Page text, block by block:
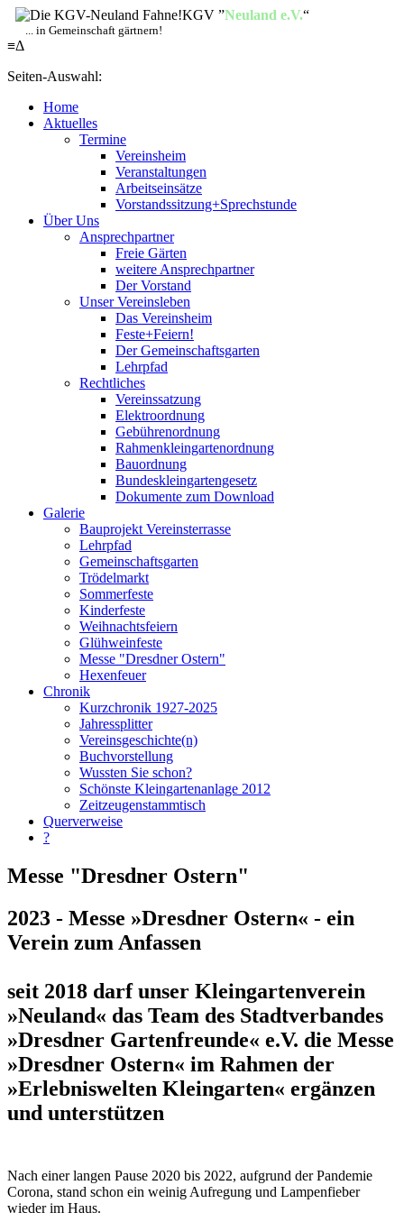
KGV ”Neuland e.V.“
... in Gemeinschaft gärtnern!
≡Δ
Seiten-Auswahl:
Home
Aktuelles
Termine
Vereinsheim
Veranstaltungen
Arbeitseinsätze
Vorstandssitzung+Sprechstunde
Über Uns
Ansprechpartner
Freie Gärten
weitere Ansprechpartner
Der Vorstand
Unser Vereinsleben
Das Vereinsheim
Feste+Feiern!
Der Gemeinschaftsgarten
Lehrpfad
Rechtliches
Vereinssatzung
Elektroordnung
Gebührenordnung
Rahmenkleingartenordnung
Bauordnung
Bundeskleingartengesetz
Dokumente zum Download
Galerie
Bauprojekt Vereinsterrasse
Lehrpfad
Gemeinschaftsgarten
Trödelmarkt
Sommerfeste
Kinderfeste
Weihnachtsfeiern
Glühweinfeste
Messe "Dresdner Ostern"
Hexenfeuer
Chronik
Kurzchronik 1927-2025
Jahressplitter
Vereinsgeschichte(n)
Buchvorstellung
Wussten Sie schon?
Schönste Kleingartenanlage 2012
Zeitzeugenstammtisch
Querverweise
?
Messe "Dresdner Ostern"
2023 - Messe »Dresdner Ostern« - ein
Verein zum Anfassen
seit 2018 darf unser Kleingartenverein
»Neuland« das Team des Stadtverbandes
»Dresdner Gartenfreunde« e.V. die Messe
»Dresdner Ostern« im Rahmen der
»Erlebniswelten Kleingarten« ergänzen
und unterstützen
Nach einer langen Pause 2020 bis 2022, aufgrund der Pandemie
Corona, stand schon ein weinig Aufregung und Lampenfieber
wieder im Haus.